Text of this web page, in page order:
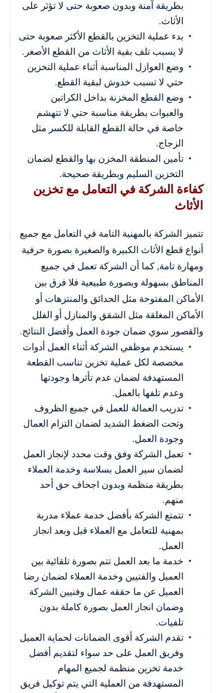
بطريقة آمنة وبدون صعوبة حتى لا تؤثر على
الأثاث.
بدء عملية التخزين بالقطع الأكثر صعوبة حتى
لا يسبب تلف بقية الأثاث من القطع الأصغر.
وضع العوازل المناسبة أثناء عملية التخزين
حتي لا تسبب خدوش لبقية القطع.
وضع القطع المخزنة بداخل الكراتين
والعبوات بطريقة مناسبة حتي لا تتهشم
خاصة في حالة القطع القابلة للكسر مثل
الزجاج.
تأمين المنطقة المخزن بها والقطع لضمان
التخزين السليم وبطريقة صحيحة.
كفاءة الشركة في التعامل مع تخزين
الأثاث
تتميز الشركة بالمهنية التامة في التعامل مع جميع
أنواع قطع الأثاث الكبيرة والصغيرة بصورة حرفية
ومهارة تامة, كما أن الشركة تعمل في جميع
المناطق بسهولة وبصورة طبيعية فلا فرق بين
الأماكن المفتوحة مثل الحدائق والمنتزهات أو
الأماكن المغلقة مثل الشقق والمنازل أو الفلل
والقصور سوي ضمان جودة العمل وأفضل النتائج.
يستخدم موظفي الشركة أثناء العمل أدوات
مخصصة لكل عملية تخزين تناسب القطعة
المستهدفة لضمان عدم تأثرها وجودتها
وعدم تلفها بالعمل.
تدريب العمالة للعمل في جميع الظروف
وتحت الضغط الشديد لضمان التزام العمال
وجودة العمل.
تعمل الشركة وفق وقت محدد لإنجاز العمل
لضمان سير العمل بسلاسة وخدمة العملاء
بطريقة منظمة وبدون اجحاف حق أحد
منهم.
تتمتع الشركة بأفضل خدمة عملاء مدربة
بمهنية للتعامل مع العملاء قبل وبعد انجاز
العمل.
خدمة ما بعد العمل تتم بصورة تلقائية بين
العميل والفنيين وخدمة العملاء لضمان رضا
العميل عن ما حققه عمال وفنيين الشركة
وضمان انجاز العمل بصورة كاملة بدون
تلفيات.
تقدم الشركة أقوى الضمانات لحماية العميل
وفريق العمل على حد سواء لتقديم أفضل
خدمة تخزين منظمة لجميع المهام
المستهدفة من العملية التي يتم توكيل فريق